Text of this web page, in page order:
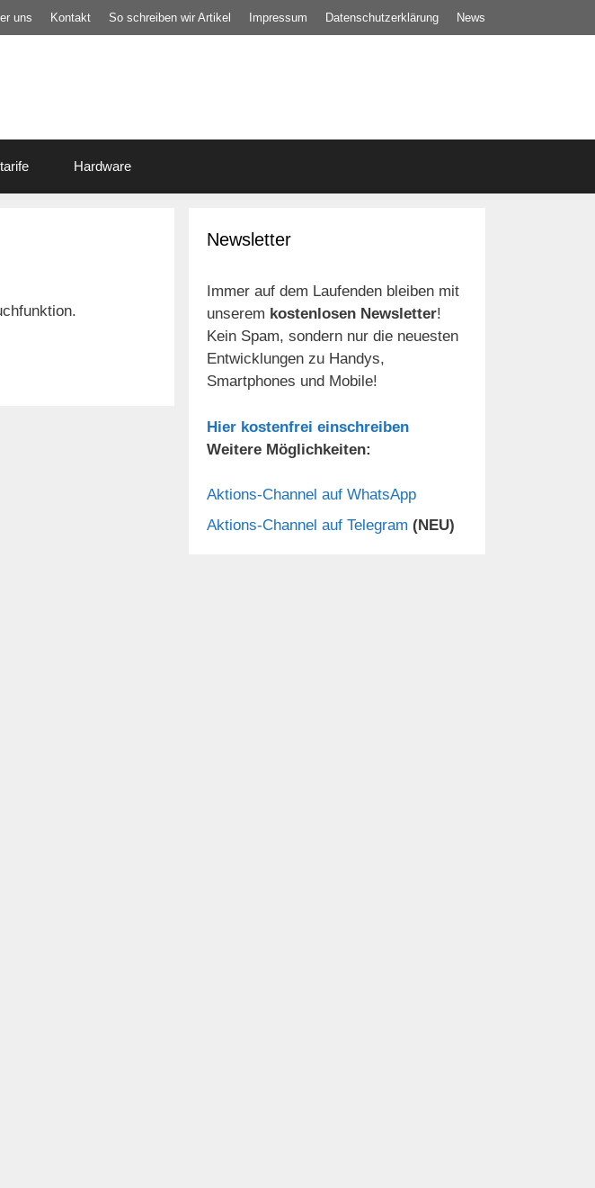
uns Kontakt So schreiben wir Artikel Impressum Datenschutz­erklärung News
Hardware
Newsletter
Immer auf dem Laufenden bleiben mit
unserem kostenlosen Newsletter!
Kein Spam, sondern nur die neuesten
Entwicklungen zu Handys,
Smartphones und Mobile!
Hier kostenfrei einschreiben
Weitere Möglichkeiten:
Aktions-Channel auf WhatsApp
Aktions-Channel auf Telegram (NEU)